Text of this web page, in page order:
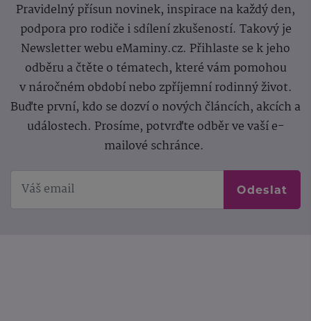
Pravidelný přísun novinek, inspirace na každý den,
podpora pro rodiče i sdílení zkušeností. Takový je
Newsletter webu eMaminy.cz. Přihlaste se k jeho
odběru a čtěte o tématech, které vám pomohou
v náročném období nebo zpříjemní rodinný život.
Buďte první, kdo se dozví o nových článcích, akcích a
událostech. Prosíme, potvrďte odběr ve vaší e-
mailové schránce.
Odeslat